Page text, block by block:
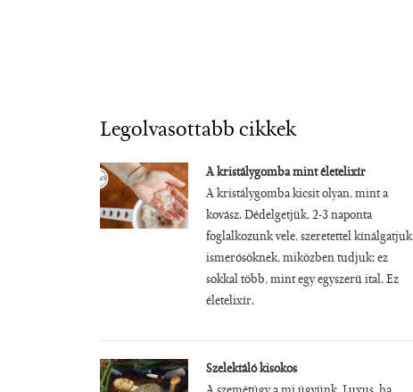
Legolvasottabb cikkek
A kristálygomba mint életelixír
A kristálygomba kicsit olyan, mint a
kovász. Dédelgetjük, 2-3 naponta
foglalkozunk vele, szeretettel kínálgatjuk
ismerősöknek, miközben tudjuk: ez
sokkal több, mint egy egyszerű ital. Ez
életelixír.
Szelektáló kisokos